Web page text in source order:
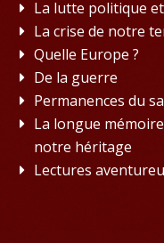
La lutte politique
La crise de notre
Quelle Europe ?
De la guerre
Permanences du
La longue
notre héritage
Lectures